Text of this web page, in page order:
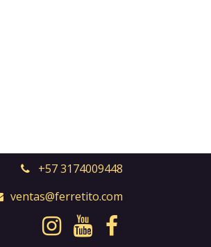
+57 3174009448
ventas@ferretito.com